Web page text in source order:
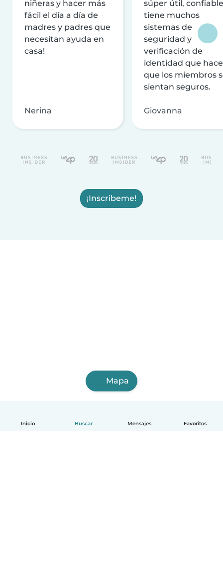
Inicio Buscar Mensajes Favoritos
niñeras y hacer más
fácil el día a día de
madres y padres que
necesitan ayuda en
casa!
Nerina
súper útil,
tiene muchos
sistemas de
seguridad y
verificación de
identidad que
que los miembros
sientan seguros.
Giovanna
¡Inscribeme!
Mapa